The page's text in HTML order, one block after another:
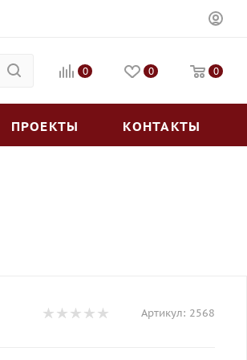
0 0 0
ПРОЕКТЫ КОНТАКТЫ
Артикул: 2568